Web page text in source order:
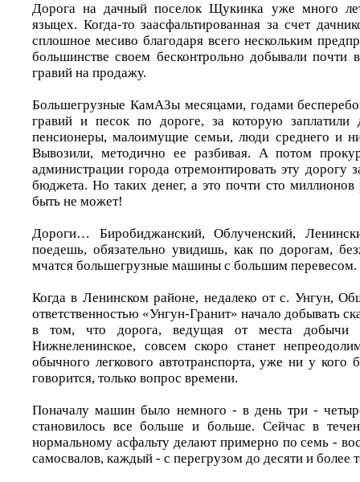
Дорога на дачный поселок Щукинка уже много
языцех. Когда-то заасфальтированная за счет
сплошное месиво благодаря всего нескольким
большинстве своем бесконтрольно добывали почти
гравий на продажу.
Большегрузные КамАЗы месяцами, годами
гравий и песок по дороге, за которую заплатили
пенсионеры, малоимущие семьи, люди среднего и
Вывозили, методично ее разбивая. А потом
администрации города отремонтировать эту дорогу
бюджета. Но таких денег, а это почти сто
быть не может!
Дороги… Биробиджанский, Облученский,
поедешь, обязательно увидишь, как по дорогам,
мчатся большегрузные машины с большим перевесом.
Когда в Ленинском районе, недалеко от с. Унгун,
ответственностью «Унгун-Гранит» начало добывать
в том, что дорога, ведущая от места добычи
Нижнеленинское, совсем скоро станет
обычного легкового автотранспорта, уже ни у кого
говорится, только вопрос времени.
Поначалу машин было немного - в день три -
становилось все больше и больше. Сейчас в
нормальному асфальту делают примерно по семь -
самосвалов, каждый - с перегрузом до десяти и более